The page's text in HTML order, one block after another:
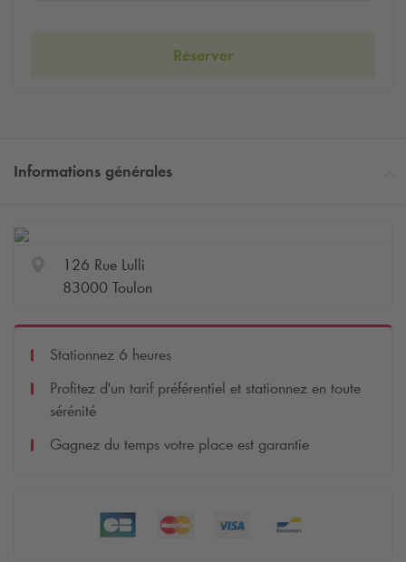
Réserver
Informations générales
126 Rue Lulli
83000 Toulon
Stationnez 6 heures
Profitez d'un tarif préférentiel et stationnez en toute
sérénité
Gagnez du temps votre place est garantie